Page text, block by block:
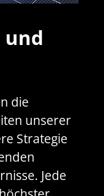
die
unserer
Strategie
Jede